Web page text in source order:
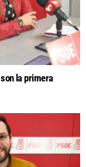
la primera